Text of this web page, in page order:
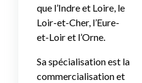
que l’Indre et Loire, le
Loir-et-Cher, l’Eure-
et-Loir et l’Orne.
Sa spécialisation est la
commercialisation et